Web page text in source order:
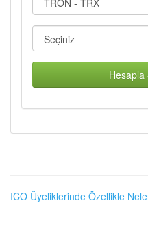
Hesapla
ICO Üyeliklerinde Özellikle